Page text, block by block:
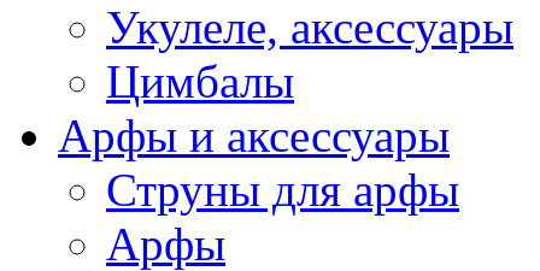
Укулеле, аксессуары
Цимбалы
Арфы и аксессуары
Струны для арфы
Арфы